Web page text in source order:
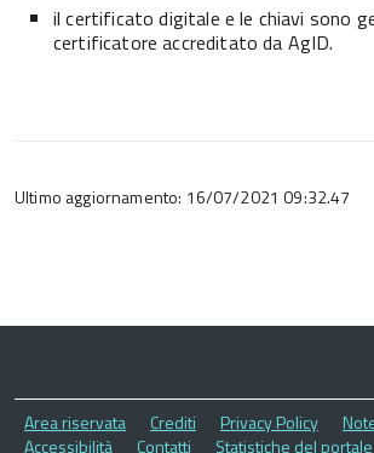
il certificato digitale e le chiavi sono
certificatore accreditato da AgID.
Ultimo aggiornamento: 16/07/2021 09:32.47
Area riservata Crediti Privacy Policy
Accessibilità
Contatti Statistiche del portale